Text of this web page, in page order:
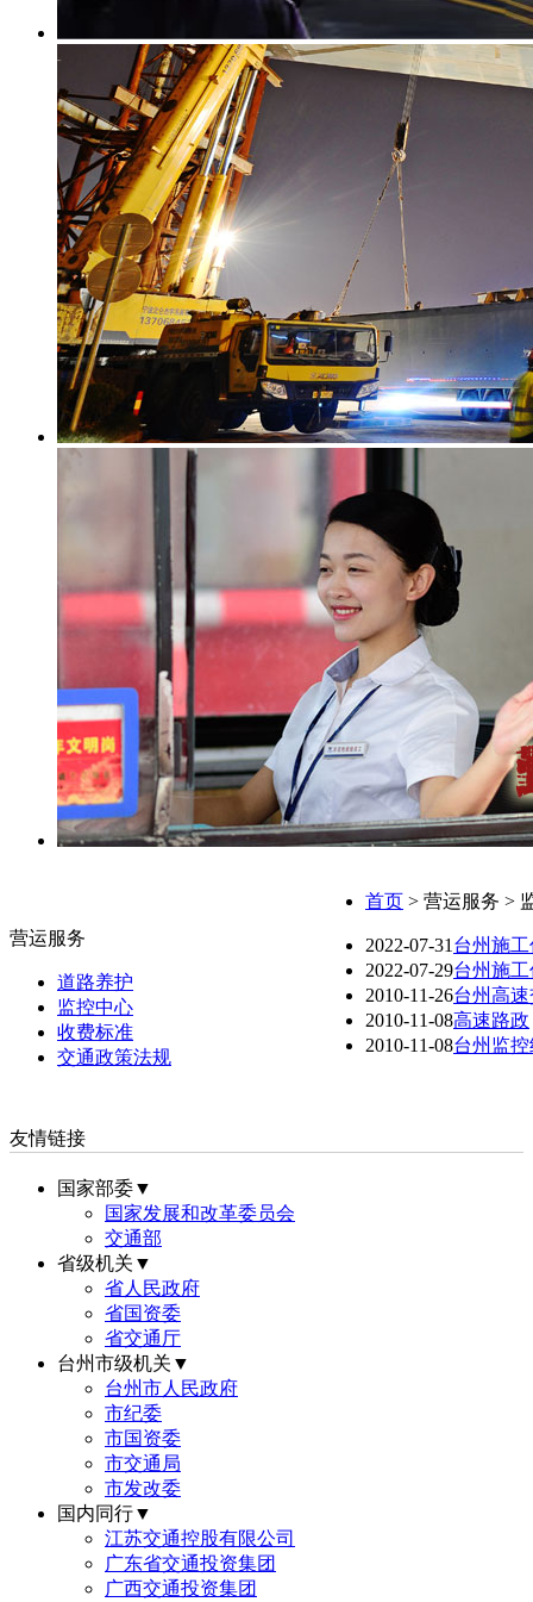
营运服务
道路养护
监控中心
收费标准
交通政策法规
首页 > 营运服务 >
2022-07-31 台州施工
2022-07-29台州施工
2010-11-26台州高
2010-11-08高速路政
2010-11-08台州监
友情链接
国家部委▼
国家发展和改革委员会
交通部
省级机关▼
省人民政府
省国资委
省交通厅
台州市级机关▼
台州市人民政府
市纪委
市国资委
市交通局
市发改委
国内同行▼
江苏交通控股有限公司
广东省交通投资集团
广西交通投资集团